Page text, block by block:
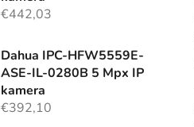
€442,03
Dahua IPC-HFW5559E-
ASE-IL-0280B 5 Mpx IP
kamera
€392,10